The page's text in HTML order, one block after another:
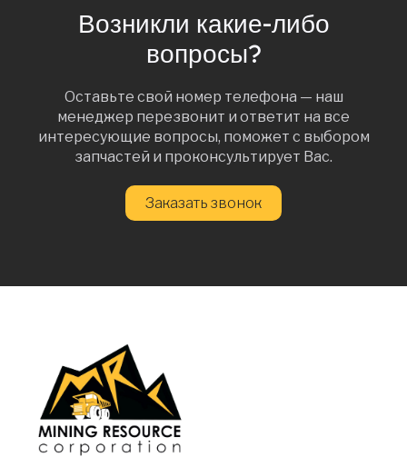
Возникли какие-либо
вопросы?
Оставьте свой номер телефона — наш
менеджер перезвонит и ответит на все
интересующие вопросы, поможет с выбором
запчастей и проконсультирует Вас.
Заказать звонок